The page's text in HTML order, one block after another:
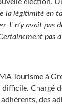
élection.
la légitimité en
Il n’y avait pas
pas
Tourisme à
difficile. Chargé
des